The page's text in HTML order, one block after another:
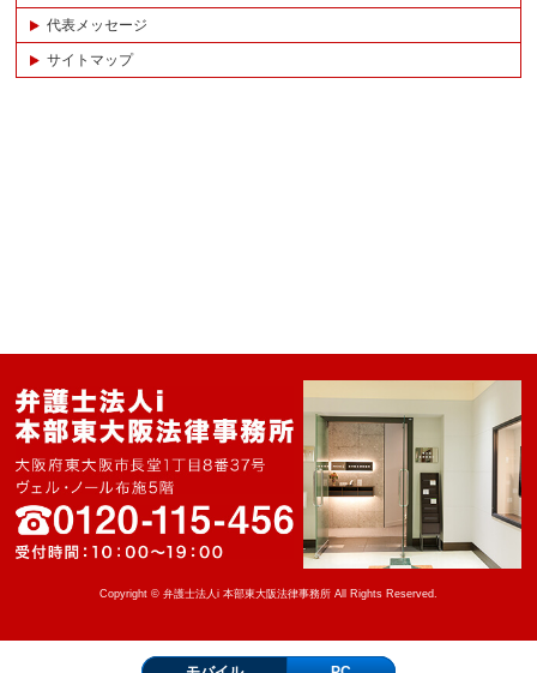
代表メッセージ
サイトマップ
Copyright © 弁護士法人i 本部東大阪法律事務所 All Rights Reserved.